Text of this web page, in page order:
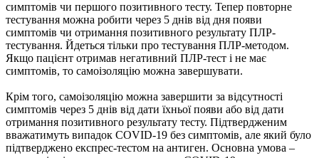
симптомів чи першого позитивного тесту. Тепер повторне
тестування можна робити через 5 днів від дня появи
симптомів чи отримання позитивного результату ПЛР-
тестування. Йдеться тільки про тестування ПЛР-методом.
Якщо пацієнт отримав негативний ПЛР-тест і не має
симптомів, то самоізоляцію можна завершувати.
Крім того, самоізоляцію можна завершити за відсутності
симптомів через 5 днів від дати їхньої появи або від дати
отримання позитивного результату тесту. Підтвердженим
вважатимуть випадок COVID-19 без симптомів, але який було
підтверджено експрес-тестом на антиген. Основна умова –